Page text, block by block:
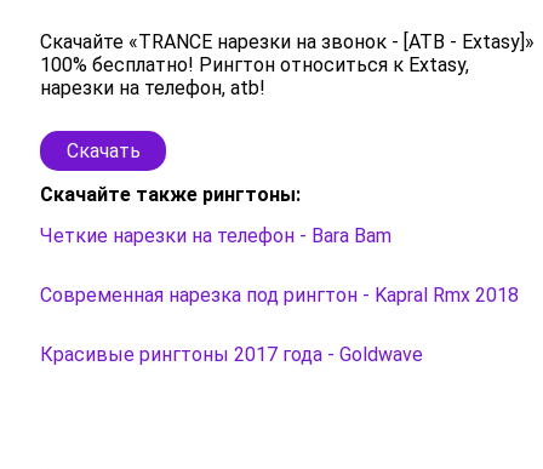
Скачайте «TRANCE нарезки на звонок - [ATB - Extasy]»
100% бесплатно! Рингтон относиться к Extasy,
нарезки на телефон, atb!
Скачать
Скачайте также рингтоны:
Четкие нарезки на телефон - Bara Bam
Современная нарезка под рингтон - Kapral Rmx 2018
Красивые рингтоны 2017 года - Goldwave